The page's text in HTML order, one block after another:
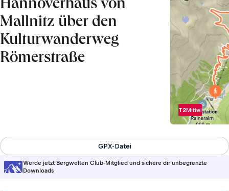
Hannoverhaus von
Mallnitz über den
Kulturwanderweg
Römerstraße
T2Mittel
Werde jetzt Bergwelten Club-Mitglied und sichere dir unbegrenzte
Downloads
GPX-Datei